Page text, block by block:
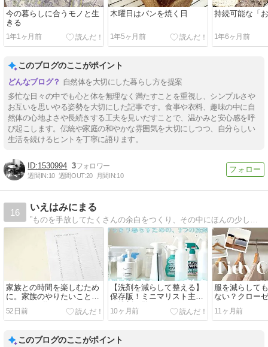
今の暮らしに合うモノと生
きる
1年1ヶ月前
木曜日はパンを焼く日
1年5ヶ月前
持続可能な「
1年6ヶ月前
このブログのここがポイント
自然体を大切にした暮らし方を提案
多忙な日々の中でも心と体を無理なく満たすことを重視し、シンプルさや
お互いを思いやる姿勢を大切にした記事です。食事や衣料、趣味の中に自
然体の心地よさや長続きする工夫を見いだすことで、温かみと安心感を呼
び起こします。伝統や家庭の和やかな雰囲気を大切にしつつ、自分らしい
生活を続けるヒントを丁寧に語ります。
1530994 3
週間IN:10 週間OUT:20 月間IN:10
16
いえはみにまる
家族との時間を楽しむため
に。家族のやりたいことリ
スト100を作っています
52日前
【洗剤を減らして整える】
保存版！ミニマリスト主婦
の洗剤一覧まとめ
10ヶ月前
服を減らして
ない？クロー
る3つのポイン
11ヶ月前
このブログのここがポイント